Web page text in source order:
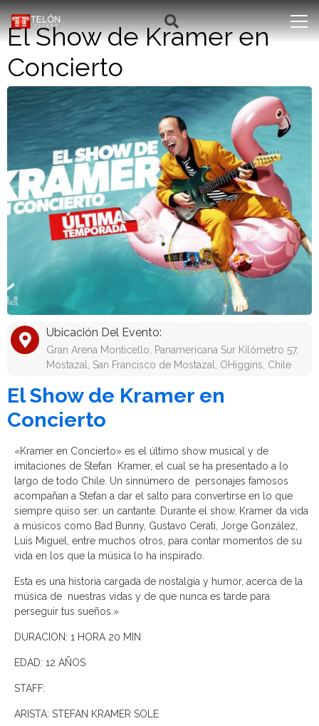
El Show de Kramer en
Concierto
Ubicación Del Evento:
Gran Arena Monticello, Panamericana Sur Kilómetro 57,
Mostazal, San Francisco de Mostazal, OHiggins, Chile
El Show de Kramer en
Concierto
«Kramer en Concierto» es el último show musical y de
imitaciones de Stefan Kramer, el cual se ha presentado a lo
largo de todo Chile. Un sinnúmero de personajes famosos
acompañan a Stefan a dar el salto para convertirse en lo que
siempre quiso ser: un cantante. Durante el show, Kramer da vida
a músicos como Bad Bunny, Gustavo Cerati, Jorge González,
Luis Miguel, entre muchos otros, para contar momentos de su
vida en los que la música lo ha inspirado.
Esta es una historia cargada de nostalgia y humor, acerca de la
música de nuestras vidas y de que nunca es tarde para
perseguir tus sueños.»
DURACION: 1 HORA 20 MIN
EDAD: 12 AÑOS
STAFF:
ARISTA: STEFAN KRAMER SOLE